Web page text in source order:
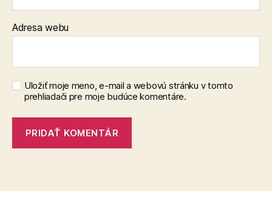
Adresa webu
Uložiť moje meno, e-mail a webovú stránku v tomto
prehliadači pre moje budúce komentáre.